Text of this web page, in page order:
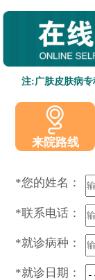
注:广肤皮肤病专
来院路线
*您的姓名：
*联系电话：
*就诊病种：
*就诊日期：